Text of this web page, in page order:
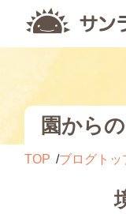
園から
TOP ブログトッ